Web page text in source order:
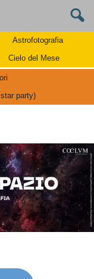
Astrofotografia
Cielo del Mese
party)